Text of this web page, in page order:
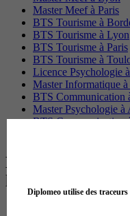
Master Meef à Paris
BTS Tourisme à
BTS Tourisme à Lyon
BTS Tourisme à Paris
BTS Tourisme à
Licence Psychologie
Master Informatique à
BTS Communication
Master Psychologie à
BTS Communication
Les intitulés de
les plus recherchés
Diplomeo utilise des traceurs